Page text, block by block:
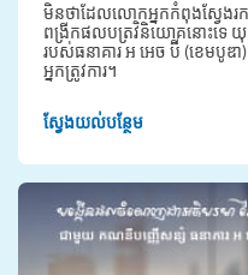
មិនថាដែលលោកអ្នកកំពុងស្វែងរ
ពង្រីកផលបត្រវិនិយោគនោះទេ យុទ្
របស់ធនាគារ អ អេច ប៊ី (ខេមបូ
អ្នកត្រូវការ។
ស្វែងយល់បន្ថែម